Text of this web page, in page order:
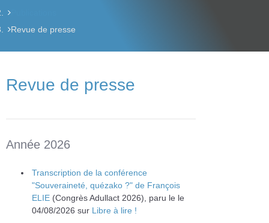
Revue de presse
Revue de presse
Année 2026
Transcription de la conférence
"Souveraineté, quézako ?" de François
ELIE (Congrès Adullact 2026), paru le le
04/08/2026 sur Libre à lire !